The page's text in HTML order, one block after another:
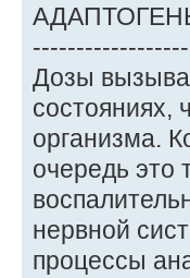
Дозы
состояниях,
организма.
очередь это
нервной
процессы